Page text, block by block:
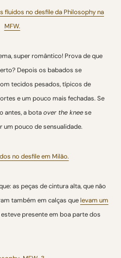
super romântico! Prova de que
Depois os babados se
tecidos pesados, típicos de
e um pouco mais fechadas. Se
antes, a botaover the kneese
um pouco de sensualidade.
as peças de cintura alta, que não
também em calças que levam um
presente em boa parte dos